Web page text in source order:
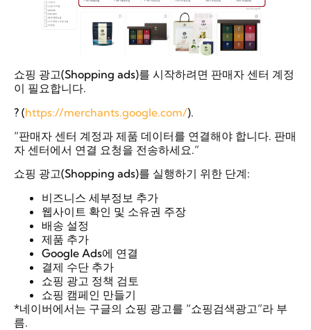
쇼핑 광고(Shopping ads)를 시작하려면 판매자 센터 계정
이 필요합니다.
? (https://merchants.google.com/).
“판매자 센터 계정과 제품 데이터를 연결해야 합니다. 판매
자 센터에서 연결 요청을 전송하세요.”
쇼핑 광고(Shopping ads)를 실행하기 위한 단계:
비즈니스 세부정보 추가
웹사이트 확인 및 소유권 주장
배송 설정
제품 추가
Google Ads에 연결
결제 수단 추가
쇼핑 광고 정책 검토
쇼핑 캠페인 만들기
*네이버에서는 구글의 쇼핑 광고를 “쇼핑검색광고”라 부
름.